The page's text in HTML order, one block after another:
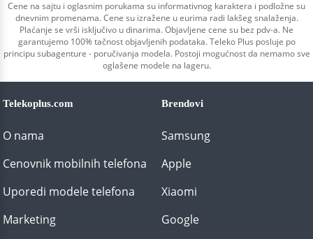
Cene na sajtu i oglasnim porukama su informativnog karaktera i podložne su
dnevnim promenama. Cene su izražene u eurima radi lakšeg snalaženja.
Plaćanje se vrši isključivo u dinarima. Objavljene cene su bez pdv-a. Ne
garantujemo 100% tačnost objavljenih podataka. Teleko Plus posluje po
principu subagenture - poručivanja modela. Postoji mogućnost da nemamo sve
oglašene modele na lageru.
Telekoplus.com
O nama
Cenovnik mobilnih telefona
Uporedi modele telefona
Marketing
Brendovi
Samsung
Apple
Xiaomi
Google